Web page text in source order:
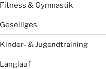
Fitness & Gymnastik
Geselliges
Kinder- & Jugendtraining
Langlauf